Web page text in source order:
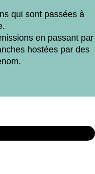
qui sont passées à
en passant par
hostées par des